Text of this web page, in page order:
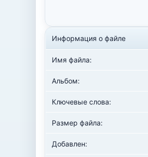
Информация о файле
Имя файла:
Альбом:
Ключевые слова:
Размер файла:
Добавлен: